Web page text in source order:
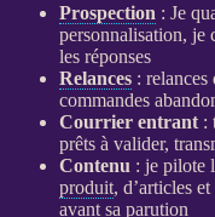
Prospection : Je
personnalisation, je
les réponses
Relances: relances
commandes
Courrier entrant:
prêts à valider,
Contenu : je pilote
produit, d’articles
avant sa parution